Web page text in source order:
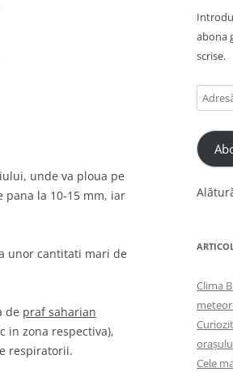
unde va ploua pe
pana la 10-15 mm, iar
unor cantitati mari de
de praf saharian
zona respectiva),
respiratorii.
abona
scrise.
Adresă
email
Clima
Cele